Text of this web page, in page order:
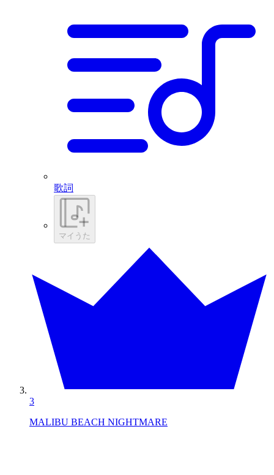
歌詞
マイうた
3
MALIBU BEACH NIGHTMARE